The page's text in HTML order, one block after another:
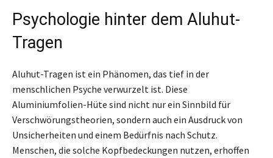
Psychologie hinter dem Aluhut-
Tragen
Aluhut-Tragen ist ein Phänomen, das tief in der
menschlichen Psyche verwurzelt ist. Diese
Aluminiumfolien-Hüte sind nicht nur ein Sinnbild für
Verschwörungstheorien, sondern auch ein Ausdruck von
Unsicherheiten und einem Bedürfnis nach Schutz.
Menschen, die solche Kopfbedeckungen nutzen, erhoffen